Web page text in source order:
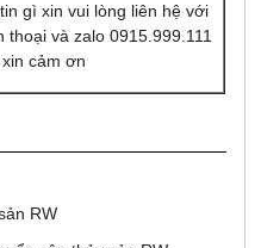
gì xin vui lòng liên hệ với
thoại và zalo 0915.999.111
cảm ơn
RW